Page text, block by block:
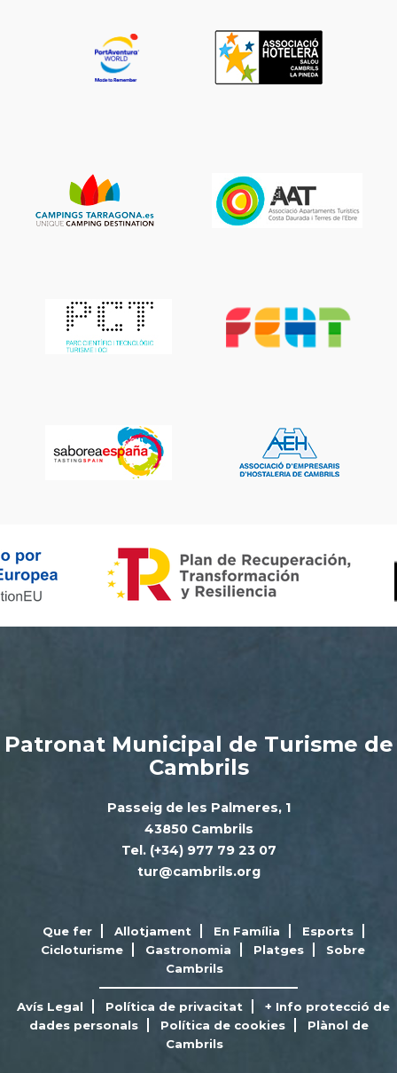
Patronat Municipal de Turisme de
Cambrils
Passeig de les Palmeres, 1
43850 Cambrils
Tel. (+34) 977 79 23 07
tur@cambrils.org
Que fer Allotjament En Família
Esports
Cicloturisme
Gastronomia Platges
Sobre
Cambrils
Avís Legal Política de privacitat
+ Info protecció de
dades personals
Política de cookies
Plànol de
Cambrils